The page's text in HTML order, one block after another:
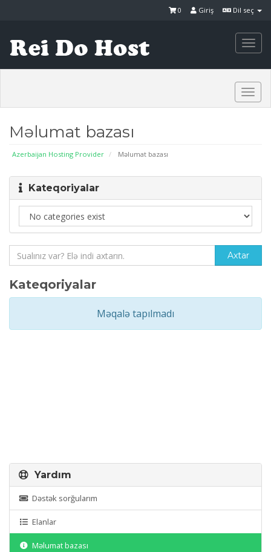
Dil seç
Giriş
0
Məlumat bazası
Azerbaijan Hosting Provider Məlumat bazası
Kateqoriyalar
Kateqoriyalar
Məqalə tapılmadı
Yardım
Dəstək sorğularım
Elanlar
Məlumat bazası